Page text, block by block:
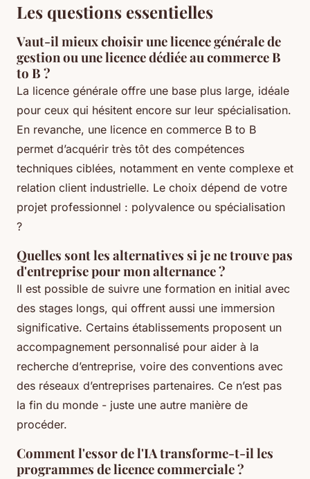
Les questions essentielles
Vaut-il mieux choisir une licence générale de
gestion ou une licence dédiée au commerce B
to B ?
La licence générale offre une base plus large, idéale
pour ceux qui hésitent encore sur leur spécialisation.
En revanche, une licence en commerce B to B
permet d’acquérir très tôt des compétences
techniques ciblées, notamment en vente complexe et
relation client industrielle. Le choix dépend de votre
projet professionnel : polyvalence ou spécialisation
?
Quelles sont les alternatives si je ne trouve pas
d'entreprise pour mon alternance ?
Il est possible de suivre une formation en initial avec
des stages longs, qui offrent aussi une immersion
significative. Certains établissements proposent un
accompagnement personnalisé pour aider à la
recherche d’entreprise, voire des conventions avec
des réseaux d’entreprises partenaires. Ce n’est pas
la fin du monde - juste une autre manière de
procéder.
Comment l'essor de l'IA transforme-t-il les
programmes de licence commerciale ?